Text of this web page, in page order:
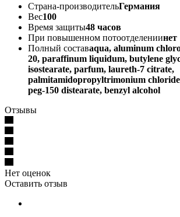
Страна-производительГермания
Вес100
Время защиты48 часов
При повышенном потоотделениинет
Полный составaqua, aluminum
20, paraffinum liquidum, butylene
isostearate, parfum, laureth-7 citrate,
palmitamidopropyltrimonium
peg-150 distearate, benzyl alcohol
Отзывы
Нет оценок
Оставить отзыв